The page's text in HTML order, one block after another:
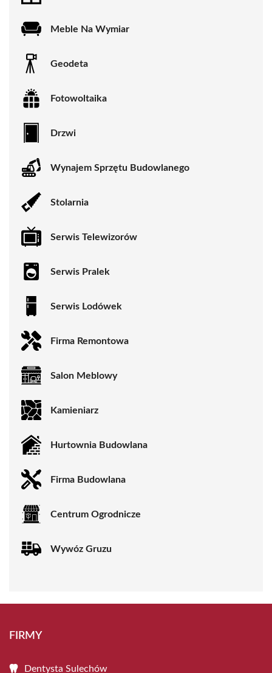
Meble Na Wymiar
Geodeta
Fotowoltaika
Drzwi
Wynajem Sprzętu Budowlanego
Stolarnia
Serwis Telewizorów
Serwis Pralek
Serwis Lodówek
Firma Remontowa
Salon Meblowy
Kamieniarz
Hurtownia Budowlana
Firma Budowlana
Centrum Ogrodnicze
Wywóz Gruzu
FIRMY
Dentysta Sulechów